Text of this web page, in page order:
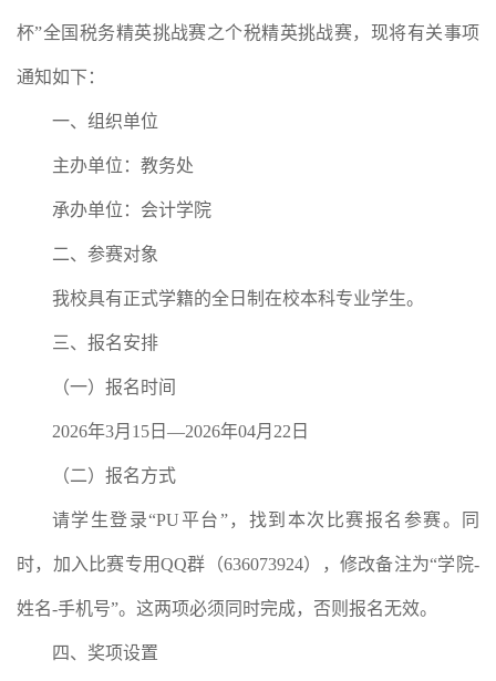
杯”全国税务精英挑战赛之个税精英挑战赛，现将有关事项
通知如下：
一、组织单位
主办单位：教务处
承办单位：会计学院
二、参赛对象
我校具有正式学籍的全日制在校本科专业学生。
三、报名安排
（一）报名时间
2026年3月15日—2026年04月22日
（二）报名方式
请学生登录“PU平台”，找到本次比赛报名参赛。同
时，加入比赛专用QQ群（636073924），修改备注为“学院-
姓名-手机号”。这两项必须同时完成，否则报名无效。
四、奖项设置